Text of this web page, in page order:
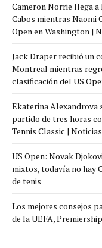
Cameron Norrie llega
Cabos mientras Naomi
Open en Washington |
Jack Draper recibió un
Montreal mientras
clasificación del US
Ekaterina Alexandrova
partido de tres horas
Tennis Classic |
US Open: Novak
mixtos, todavía no hay
de tenis
Los mejores consejos
de la UEFA,